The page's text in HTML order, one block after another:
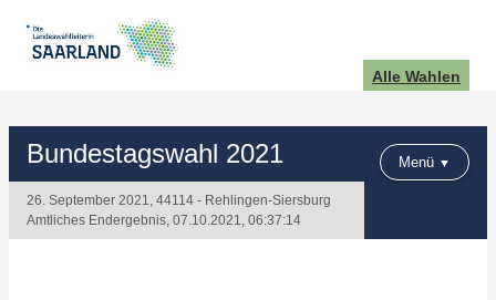
Alle Wahlen
Bundestagswahl 2021
26. September 2021, 44114 - Rehlingen-Siersburg
Amtliches Endergebnis, 07.10.2021, 06:37:14
Menü